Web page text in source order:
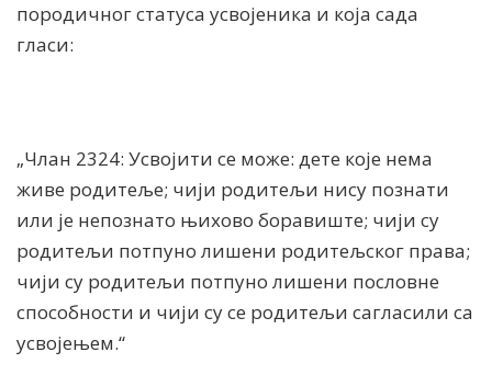
породичног статуса усвојеника и која сада
гласи:
„Члан 2324: Усвоjити се може: дете коjе нема
живе родитеље; чиjи родитељи нису познати
или jе непознато њихово боравиште; чиjи су
родитељи потпуно лишени родитељског права;
чиjи су родитељи потпуно лишени пословне
способности и чиjи су се родитељи сагласили са
усвоjењем.“